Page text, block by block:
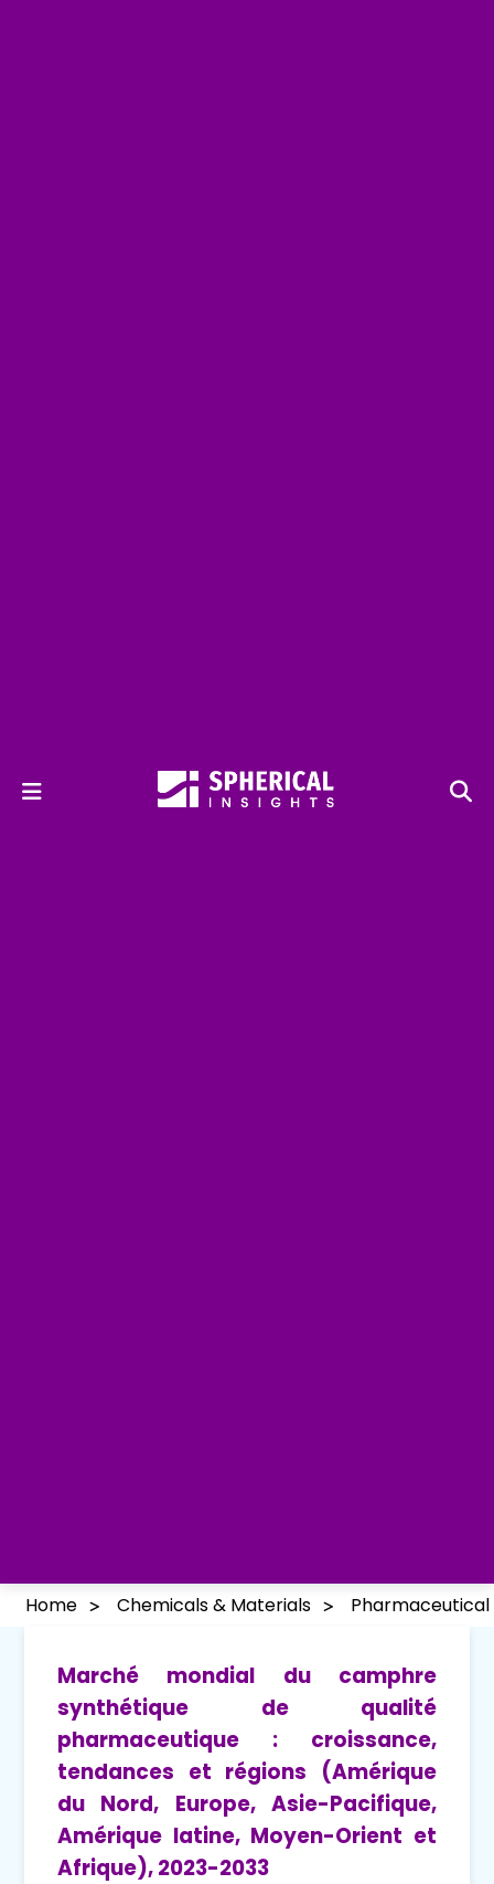
Home Chemicals & Materials
Marché mondial du camphre
synthétique de qualité
pharmaceutique : croissance,
tendances et régions (Amérique
du Nord, Europe, Asie-Pacifique,
Amérique latine, Moyen-Orient et
Afrique), 2023-2033